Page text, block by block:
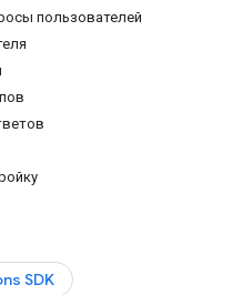
пользователей
SDK